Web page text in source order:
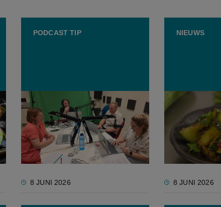
PODCAST TIP
Podcast over
voedselverspilling: "De
grootste winst tegen
voedselverlies ligt niet alleen
op het veld"
8 JUNI 2026
NIEUWS
VLAM
"Smos alles,
groenten op
8 JUNI 2026